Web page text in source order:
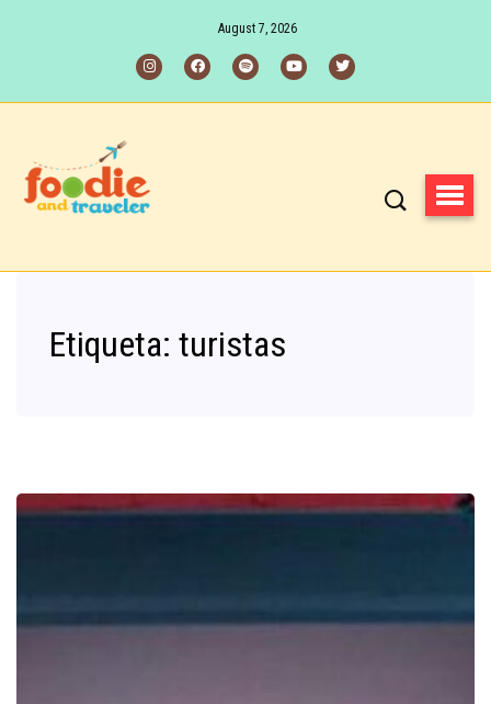
August 7, 2026
Etiqueta: turistas